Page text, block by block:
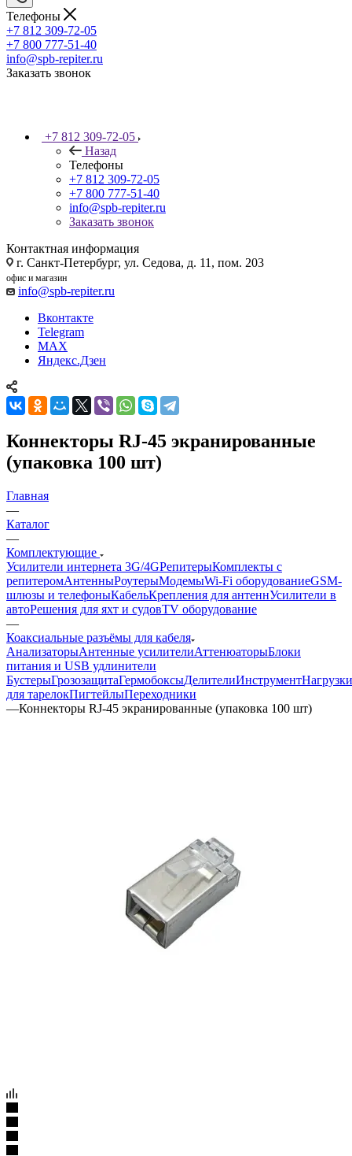
Телефоны
+7 812 309-72-05
+7 800 777-51-40
info@spb-repiter.ru
Заказать звонок
+7 812 309-72-05
Назад
Телефоны
+7 812 309-72-05
+7 800 777-51-40
info@spb-repiter.ru
Заказать звонок
Контактная информация
г. Санкт-Петербург, ул. Седова, д. 11, пом. 203
офис и магазин
info@spb-repiter.ru
Вконтакте
Telegram
MAX
Яндекс.Дзен
Коннекторы RJ-45 экранированные
(упаковка 100 шт)
Главная
—
Каталог
—
Комплектующие
Усилители интернета 3G/4GРепитерыКомплекты с
репитеромАнтенныРоутерыМодемыWi-Fi оборудованиеGSM-
шлюзы и телефоныКабельКрепления для антеннУсилители в
автоРешения для яхт и судовTV оборудование
—
Коаксиальные разъёмы для кабеля
АнализаторыАнтенные усилителиАттенюаторыБлоки
питания и USB удлинители
БустерыГрозозащитаГермобоксыДелителиИнструментНагрузки
для тарелокПигтейлыПереходники
—Коннекторы RJ-45 экранированные (упаковка 100 шт)